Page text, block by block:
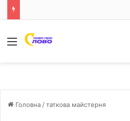
Меню
Головна /таткова майстерня